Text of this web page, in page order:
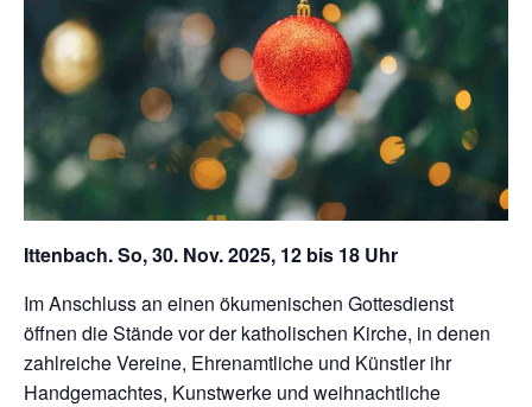
Ittenbach. So, 30. Nov. 2025, 12 bis 18 Uhr
Im Anschluss an einen ökumenischen Gottesdienst
öffnen die Stände vor der katholischen Kirche, in denen
zahlreiche Vereine, Ehrenamtliche und Künstler ihr
Handgemachtes, Kunstwerke und weihnachtliche